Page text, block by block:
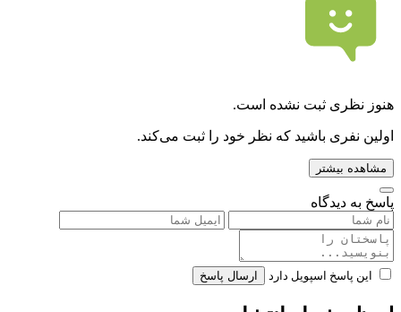
هنوز نظری ثبت نشده است.
اولین نفری باشید که نظر خود را ثبت می‌کند.
مشاهده بیشتر
پاسخ به دیدگاه
این پاسخ اسپویل دارد ارسال پاسخ